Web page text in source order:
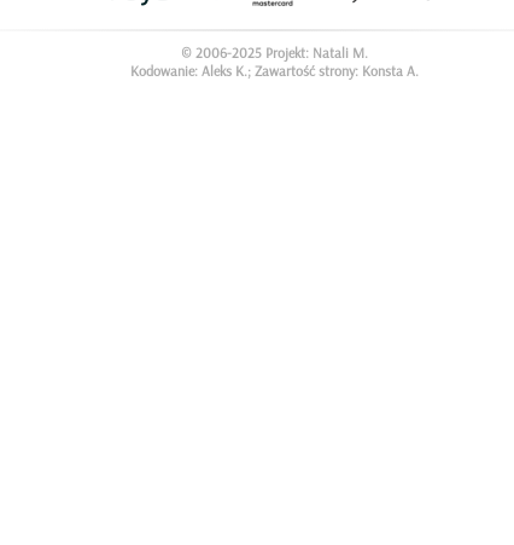
© 2006-2025 Projekt: Natali M.
Kodowanie: Aleks K.; Zawartość strony: Konsta A.